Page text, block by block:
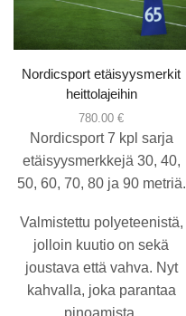
Nordicsport etäisyysmerkit
heittolajeihin
780.00 €
Nordicsport 7 kpl sarja
etäisyysmerkkejä 30, 40,
50, 60, 70, 80 ja 90 metriä.
Valmistettu polyeteenistä,
jolloin kuutio on sekä
joustava että vahva. Nyt
kahvalla, joka parantaa
pinoamista.